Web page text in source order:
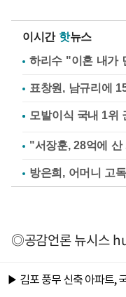
이시간 핫뉴스
하리수 "이혼 내가
표창원, 남규리에
"서장훈, 28억에
방은희, 어머니 고
◎공감언론 뉴시스